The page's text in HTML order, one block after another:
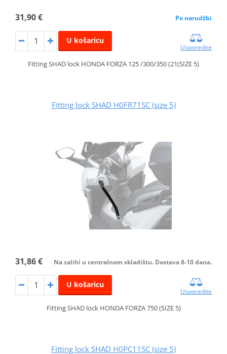
31,90 € Po narudžbi
U košaricu
Usporedite
Fitting SHAD lock HONDA FORZA 125 /300/350 (21(SIZE 5)
Fitting lock SHAD H0FR71SC (size 5)
31,86 € Na zalihi u centralnom skladištu. Dostava 8-10 dana.
U košaricu
Usporedite
Fitting SHAD lock HONDA FORZA 750 (SIZE 5)
Fitting lock SHAD H0PC11SC (size 5)